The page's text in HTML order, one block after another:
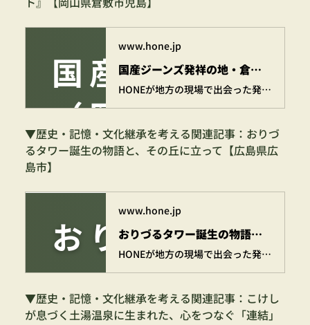
www.hone.jp
国産ジーンズ発祥の地・倉敷市児島の『ジーンズストリート』【岡山県倉敷市児島】 | 株式会社HONE - 地方の文化と経済を骨太にするマーケティング支援
HONEが地方の現場で出会った発見や挑戦を記した骨太な活動記録。我々が地方に足を運び、先人たちが紡いできた伝統や、未来に残したい景色を綴っています。 いつのまにか、地方の「ほんと」の姿が見えてくる。気づけば、地方が近くなる。 現場でしか得られない骨太な体験を、お届けしていきます。
▼歴史・記憶・文化継承を考える関連記事：おりづ
るタワー誕生の物語と、その丘に立って【広島県広
島市】
www.hone.jp
おりづるタワー誕生の物語と、その丘に立って【広島県広島市】 | 株式会社HONE - 地方の文化と経済を骨太にするマーケティング支援
HONEが地方の現場で出会った発見や挑戦を記した骨太な活動記録。我々が地方に足を運び、先人たちが紡いできた伝統や、未来に残したい景色を綴っています。 いつのまにか、地方の「ほんと」の姿が見えてくる。気づけば、地方が近くなる。 現場でしか得られない骨太な体験を、お届けしていきます。
▼歴史・記憶・文化継承を考える関連記事：こけし
が息づく土湯温泉に生まれた、心をつなぐ「連結」